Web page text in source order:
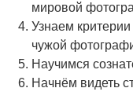
мировой
Узнаем
чужой
Научимся
Начнём видеть